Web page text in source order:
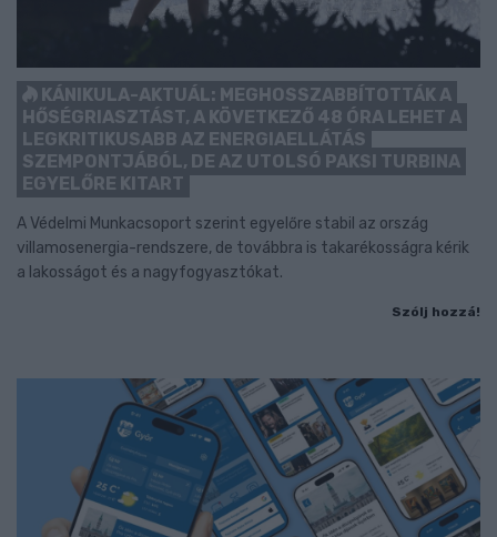
KÁNIKULA-AKTUÁL: MEGHOSSZABBÍTOTTÁK A
HŐSÉGRIASZTÁST, A KÖVETKEZŐ 48 ÓRA LEHET A
LEGKRITIKUSABB AZ ENERGIAELLÁTÁS
SZEMPONTJÁBÓL, DE AZ UTOLSÓ PAKSI TURBINA
EGYELŐRE KITART
A Védelmi Munkacsoport szerint egyelőre stabil az ország
villamosenergia-rendszere, de továbbra is takarékosságra kérik
a lakosságot és a nagyfogyasztókat.
Szólj hozzá!